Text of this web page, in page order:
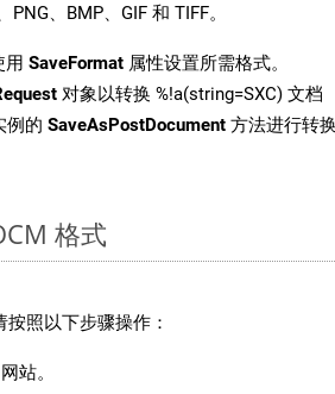
、BMP、GIF 和 TIFF。
用 SaveFormat 属性设置所需格式。
对象以转换 %!a(string=SXC) 文档
例的 SaveAsPostDocument 方法进行转换
格式
照以下步骤操作：
网站。